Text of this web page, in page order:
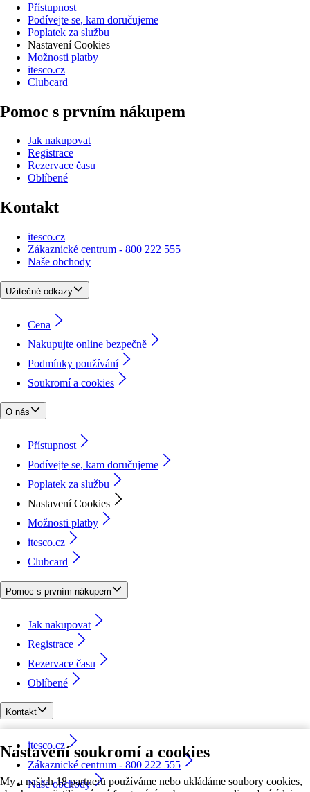
Nastavení soukromí a cookies
My a našich 18 partnerů používáme nebo ukládáme soubory cookies,
Přístupnost
Podívejte se, kam doručujeme
Poplatek za službu
Nastavení Cookies
Možnosti platby
itesco.cz
Clubcard
Pomoc s prvním nákupem
Jak nakupovat
Registrace
Rezervace času
Oblíbené
Kontakt
itesco.cz
Zákaznické centrum - 800 222 555
Naše obchody
Užitečné odkazy
Cena
Nakupujte online bezpečně
Podmínky používání
Soukromí a cookies
O nás
Přístupnost
Podívejte se, kam doručujeme
Poplatek za službu
Nastavení Cookies
Možnosti platby
itesco.cz
Clubcard
Pomoc s prvním nákupem
Jak nakupovat
Registrace
Rezervace času
Oblíbené
Kontakt
itesco.cz
Zákaznické centrum - 800 222 555
Naše obchody